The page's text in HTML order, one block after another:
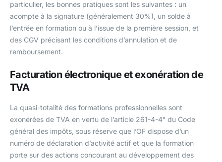
particulier, les bonnes pratiques sont les suivantes : un
acompte à la signature (généralement 30%), un solde à
l’entrée en formation ou à l’issue de la première session, et
des CGV précisant les conditions d’annulation et de
remboursement.
Facturation électronique et exonération de
TVA
La quasi-totalité des formations professionnelles sont
exonérées de TVA en vertu de l’article 261-4-4° du Code
général des impôts, sous réserve que l’OF dispose d’un
numéro de déclaration d’activité actif et que la formation
porte sur des actions concourant au développement des